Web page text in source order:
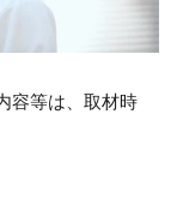
容等は、取材時